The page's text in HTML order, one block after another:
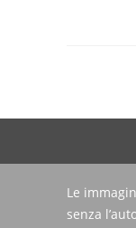
Le
senza